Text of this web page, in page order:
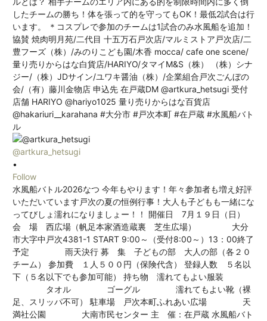
@artkura_hetsugi
•
Follow
水風船バトル2026なつ 今年もやります！年々参加者も増え好評
いただいています戸次の夏の恒例行事！大人も子どもも一緒にな
ってびしょ濡れになりましょー！！ 開催日 7月１９日（日）
会 場 西広場（帆足本家酒造蔵裏 芝生広場） 大分
市大字中戸次4381-1 START 9:00～（受付8:00～）13：00終了
予定 雨天決行 募 集 子どもの部 大人の部（各２０
チーム） 参加費 １人５００円（保険代含） 登録人数 ５名以
下（５名以下でも参加可能） 持ち物 濡れてもよい服装
タオル ゴーグル 濡れてもよい靴（裸
足、スリッパ不可） 駐車場 戸次本町ふれあい広場 天
満社公園 大南市民センター 主 催：在戸蔵 水風船バト